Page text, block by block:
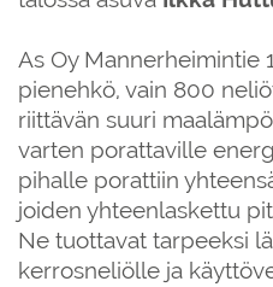
As Oy Mannerheimintie
pienehkö, vain 800
riittävän suuri
varten porattaville
pihalle porattiin
joiden yhteenlaskettu
Ne tuottavat tarpeeksi
kerrosneliölle ja